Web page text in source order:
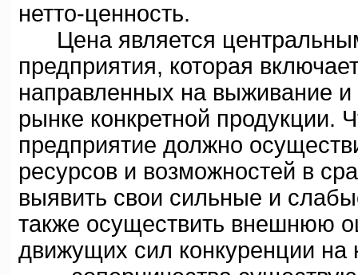
нетто-ценность.
Цена является центральным
предприятия, которая
направленных на выживание
рынке конкретной продукции.
предприятие должно
ресурсов и возможностей в
выявить свои сильные и
также осуществить внешнюю
движущих сил конкуренции